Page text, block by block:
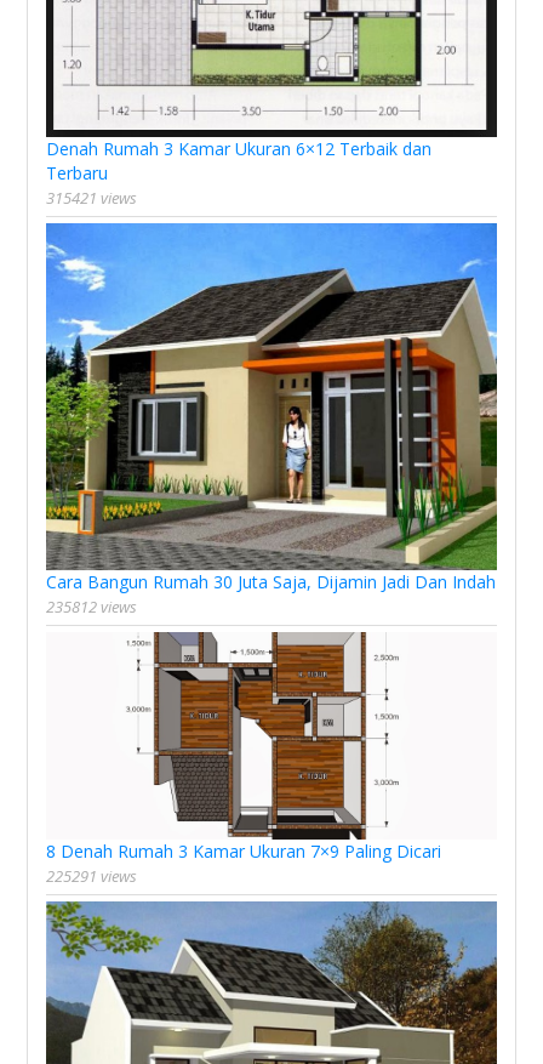
Denah Rumah 3 Kamar Ukuran 6×12 Terbaik dan
Terbaru
315421 views
Cara Bangun Rumah 30 Juta Saja, Dijamin Jadi Dan Indah
235812 views
8 Denah Rumah 3 Kamar Ukuran 7×9 Paling Dicari
225291 views